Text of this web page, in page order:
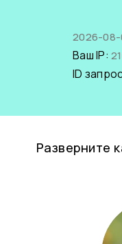
2026-08-
Ваш IP:
ID
Разверните